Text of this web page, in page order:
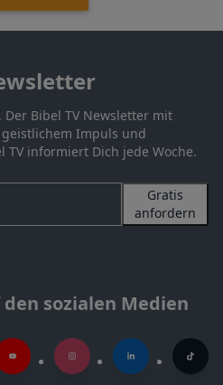
Bibel TV Newsletter mit
Impuls und
informiert Dich jede Woche.
Gratis
anfordern
den sozialen Medien